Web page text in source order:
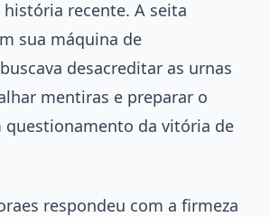
recente. A seita
sua máquina de
desacreditar as urnas
mentiras e preparar o
questionamento da vitória de
respondeu com a firmeza